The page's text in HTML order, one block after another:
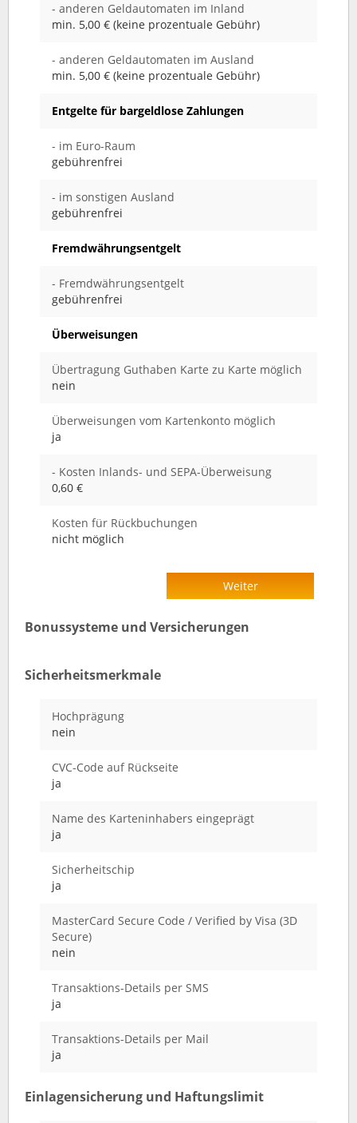
- anderen Geldautomaten im Inland
min. 5,00 € (keine prozentuale Gebühr)
- anderen Geldautomaten im Ausland
min. 5,00 € (keine prozentuale Gebühr)
Entgelte für bargeldlose Zahlungen
- im Euro-Raum
gebührenfrei
- im sonstigen Ausland
gebührenfrei
Fremdwährungsentgelt
- Fremdwährungsentgelt
gebührenfrei
Überweisungen
Übertragung Guthaben Karte zu Karte möglich
nein
Überweisungen vom Kartenkonto möglich
ja
- Kosten Inlands- und SEPA-Überweisung
0,60 €
Kosten für Rückbuchungen
nicht möglich
Weiter
Bonussysteme und Versicherungen
Sicherheitsmerkmale
Hochprägung
nein
CVC-Code auf Rückseite
ja
Name des Karteninhabers eingeprägt
ja
Sicherheitschip
ja
MasterCard Secure Code / Verified by Visa (3D
Secure)
nein
Transaktions-Details per SMS
ja
Transaktions-Details per Mail
ja
Einlagensicherung und Haftungslimit